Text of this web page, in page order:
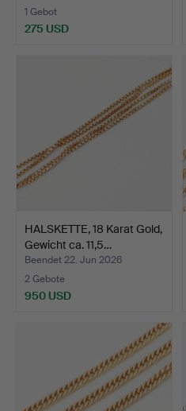
1 Gebot
275 USD
HALSKETTE, 18 Karat Gold,
Gewicht ca. 11,5…
Beendet 22. Jun 2026
2 Gebote
950 USD